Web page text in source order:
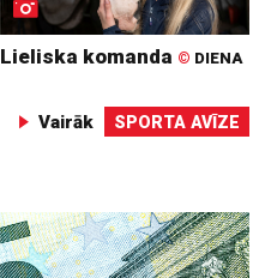
Lieliska komanda © DIENA
Vairāk SPORTA AVĪZE